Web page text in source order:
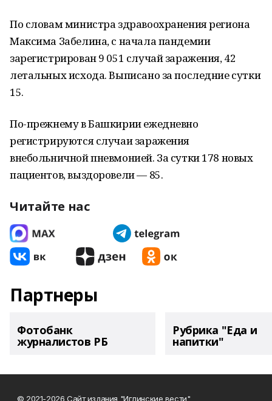
По словам министра здравоохранения региона
Максима Забелина, с начала пандемии
зарегистрирован 9 051 случай заражения, 42
летальных исхода. Выписано за последние сутки
15.
По-прежнему в Башкирии ежедневно
регистрируются случаи заражения
внебольничной пневмонией. За сутки 178 новых
пациентов, выздоровели — 85.
Читайте нас
Партнеры
Фотобанк
журналистов РБ
Рубрика "Еда и
напитки"
© 2021-2026 Сайт издания "Иглинские вести"